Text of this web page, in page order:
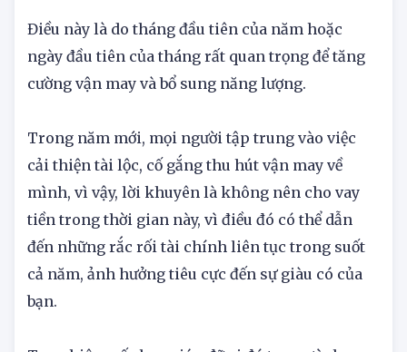
Điều này là do tháng đầu tiên của năm hoặc
ngày đầu tiên của tháng rất quan trọng để tăng
Trong năm mới, mọi người tập trung vào việc
cải thiện tài lộc, cố gắng thu hút vận may về
mình, vì vậy, lời khuyên là không nên cho vay
tiền trong thời gian này, vì điều đó có thể dẫn
đến những rắc rối tài chính liên tục trong suốt
cả năm, ảnh hưởng tiêu cực đến sự giàu có của